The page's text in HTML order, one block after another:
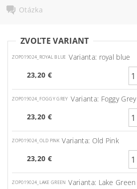
Otázka
ZVOĽTE VARIANT
ZOP019024_ROYAL BLUE Varianta: royal blue
23,20 €
ZOP019024_FOGGY GREY Varianta: Foggy Grey
23,20 €
ZOP019024_OLD PINK Varianta: Old Pink
23,20 €
ZOP019024_LAKE GREEN Varianta: Lake Green